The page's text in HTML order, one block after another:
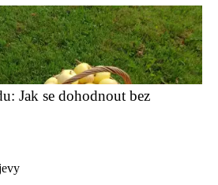
Jak se dohodnout bez